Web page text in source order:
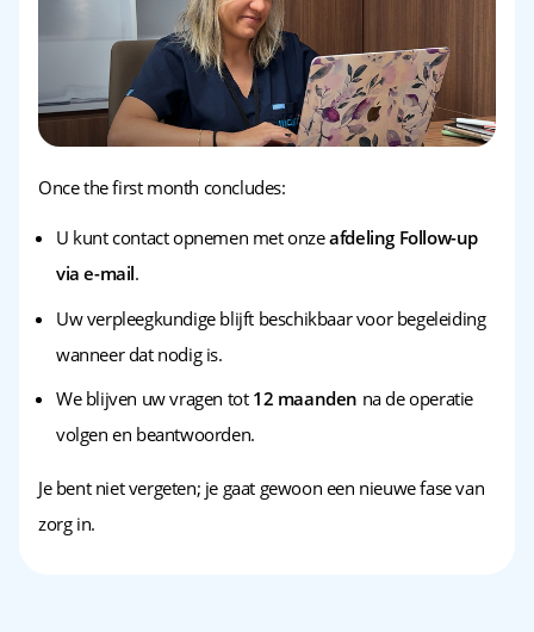
Once the first month concludes:
U kunt contact opnemen met onzeafdeling Follow-up
via e-mail.
Uw verpleegkundige blijft beschikbaar voor begeleiding
wanneer dat nodig is.
We blijven uw vragen tot 12 maanden na de operatie
volgen en beantwoorden.
Je bent niet vergeten; je gaat gewoon een nieuwe fase van
zorg in.